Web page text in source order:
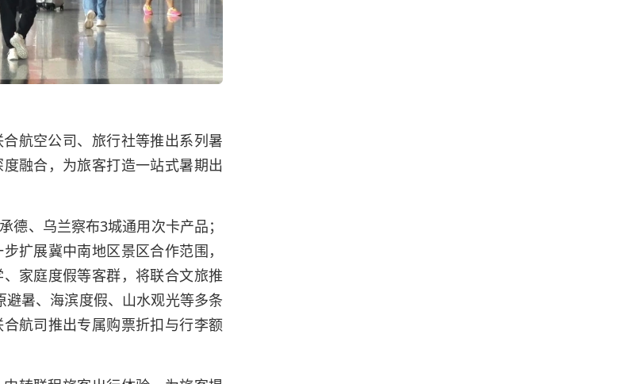
航空公司、旅行社等推出系列暑
融合，为旅客打造一站式暑期出
德、乌兰察布3城通用次卡产品；
扩展冀中南地区景区合作范围，
家庭度假等客群，将联合文旅推
避暑、海滨度假、山水观光等多条
航司推出专属购票折扣与行李额